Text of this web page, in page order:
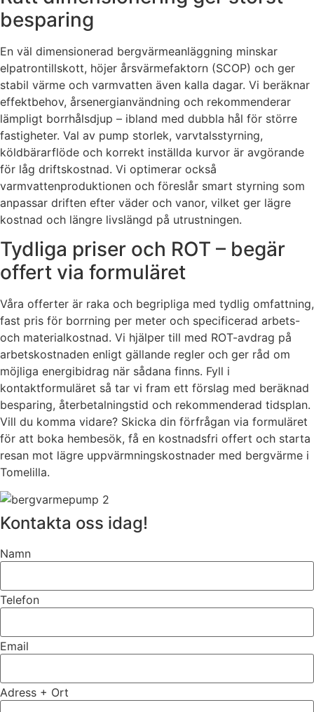
besparing
En väl dimensionerad bergvärmeanläggning minskar
elpatrontillskott, höjer årsvärmefaktorn (SCOP) och ger
stabil värme och varmvatten även kalla dagar. Vi beräknar
effektbehov, årsenergianvändning och rekommenderar
lämpligt borrhålsdjup – ibland med dubbla hål för större
fastigheter. Val av pump storlek, varvtalsstyrning,
köldbärarflöde och korrekt inställda kurvor är avgörande
för låg driftskostnad. Vi optimerar också
varmvattenproduktionen och föreslår smart styrning som
anpassar driften efter väder och vanor, vilket ger lägre
kostnad och längre livslängd på utrustningen.
Tydliga priser och ROT – begär
offert via formuläret
Våra offerter är raka och begripliga med tydlig omfattning,
fast pris för borrning per meter och specificerad arbets-
och materialkostnad. Vi hjälper till med ROT-avdrag på
arbetskostnaden enligt gällande regler och ger råd om
möjliga energibidrag när sådana finns. Fyll i
kontaktformuläret så tar vi fram ett förslag med beräknad
besparing, återbetalningstid och rekommenderad tidsplan.
Vill du komma vidare? Skicka din förfrågan via formuläret
för att boka hembesök, få en kostnadsfri offert och starta
resan mot lägre uppvärmningskostnader med bergvärme i
Tomelilla.
Kontakta oss idag!
Namn
Telefon
Email
Adress + Ort